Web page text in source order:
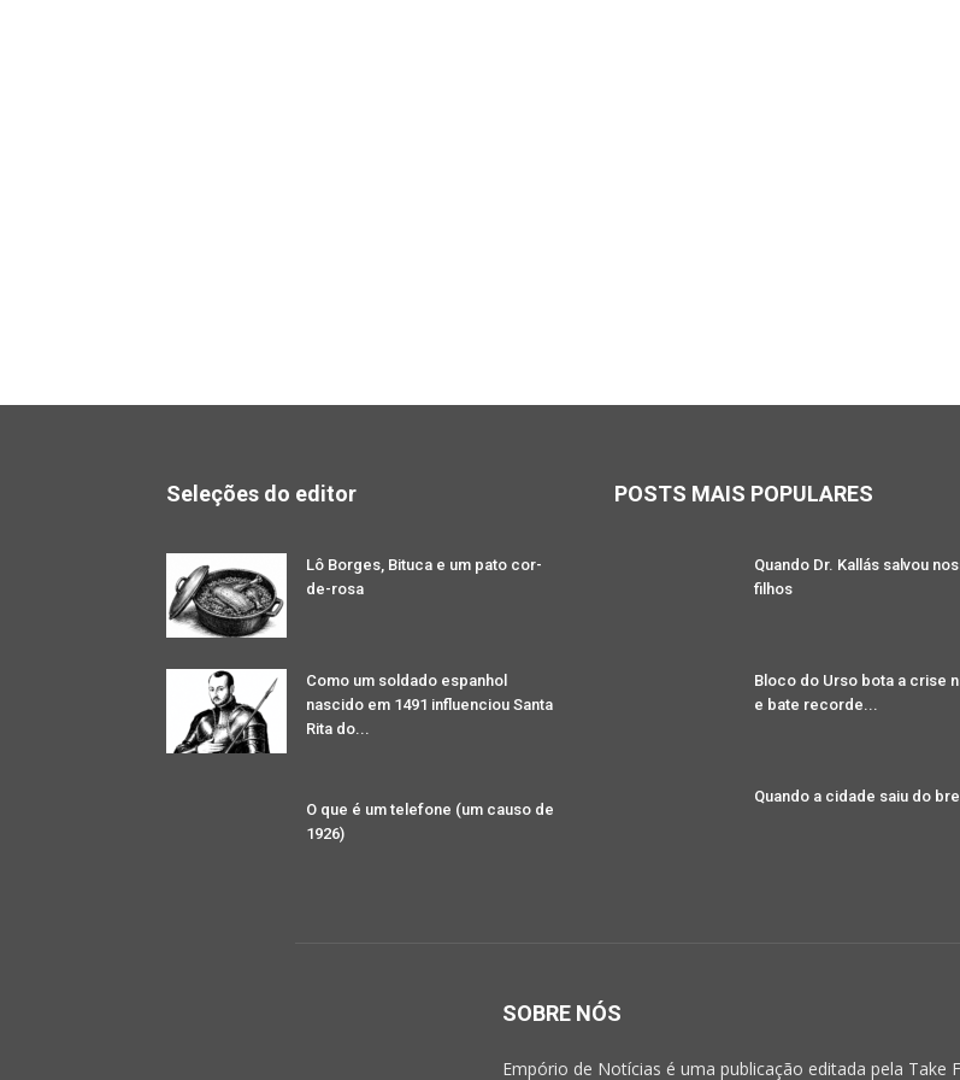
Seleções do editor
Lô Borges, Bituca e um pato cor-
de-rosa
Como um soldado espanhol
nascido em 1491 influenciou Santa
Rita do...
O que é um telefone (um causo de
1926)
POSTS MAIS POPULARES
Quando Dr. Kallás salvou
filhos
Bloco do Urso bota a crise
e bate recorde...
Quando a cidade saiu do
SOBRE NÓS
Empório de Notícias é uma publicação editada pela Take